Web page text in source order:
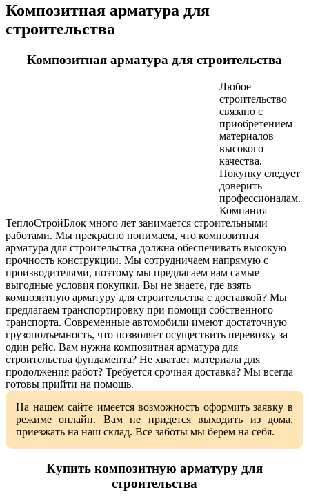
Композитная арматура для
строительства
Композитная арматура для строительства
Любое
строительство
связано с
приобретением
материалов
высокого
качества.
Покупку следует
доверить
профессионалам.
Компания
ТеплоСтройБлок много лет занимается строительными
работами. Мы прекрасно понимаем, что композитная
арматура для строительства должна обеспечивать высокую
прочность конструкции. Мы сотрудничаем напрямую с
производителями, поэтому мы предлагаем вам самые
выгодные условия покупки. Вы не знаете, где взять
композитную арматуру для строительства с доставкой? Мы
предлагаем транспортировку при помощи собственного
транспорта. Современные автомобили имеют достаточную
грузоподъемность, что позволяет осуществить перевозку за
один рейс. Вам нужна композитная арматура для
строительства фундамента? Не хватает материала для
продолжения работ? Требуется срочная доставка? Мы всегда
готовы прийти на помощь.
На нашем сайте имеется возможность оформить заявку в
режиме онлайн. Вам не придется выходить из дома,
приезжать на наш склад. Все заботы мы берем на себя.
Купить композитную арматуру для
строительства